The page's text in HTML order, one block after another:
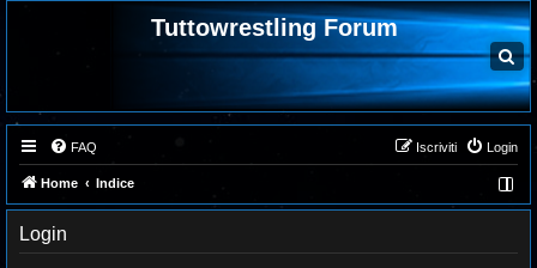
Tuttowrestling Forum
C
e
r
c
a
FAQ Login
Iscriviti
Home Indice
Login